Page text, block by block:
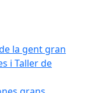
la gent gran
i Taller de